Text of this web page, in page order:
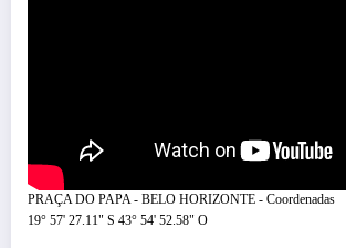
PRAÇA DO PAPA - BELO HORIZONTE - Coordenadas
19° 57' 27.11" S 43° 54' 52.58" O